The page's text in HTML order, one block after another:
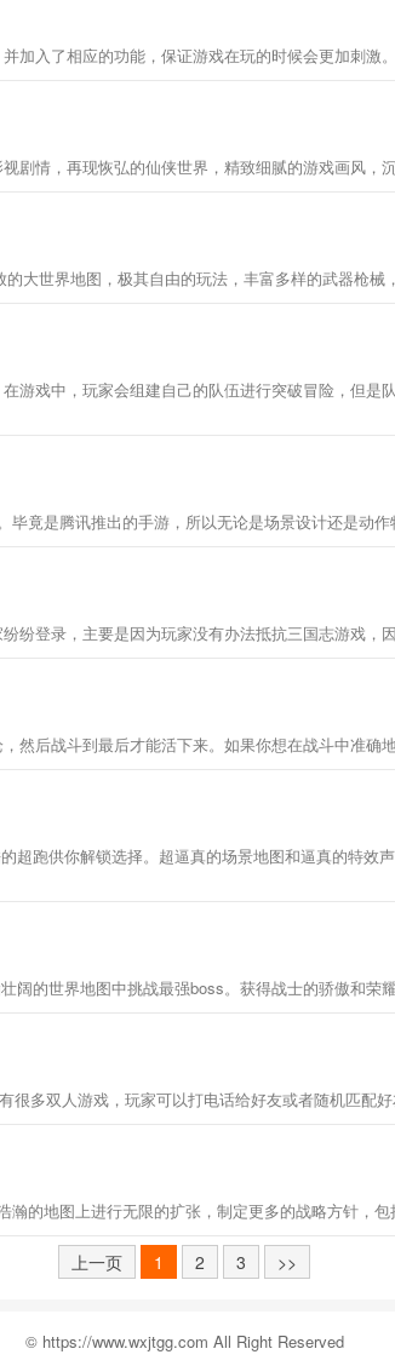
加入了相应的功能，保证游戏在玩的时候会更加刺
剧情，再现恢弘的仙侠世界，精致细腻的游戏画风
大世界地图，极其自由的玩法，丰富多样的武器枪
游戏中，玩家会组建自己的队伍进行突破冒险，但
竟是腾讯推出的手游，所以无论是场景设计还是动
纷登录，主要是因为玩家没有办法抵抗三国志游戏
然后战斗到最后才能活下来。如果你想在战斗中准
超跑供你解锁选择。超逼真的场景地图和逼真的特效
的世界地图中挑战最强boss。获得战士的骄傲和荣
多双人游戏，玩家可以打电话给好友或者随机匹配
的地图上进行无限的扩张，制定更多的战略方针，
上一页 1 2 3 >>
© https://www.wxjtgg.com All Right Reserved